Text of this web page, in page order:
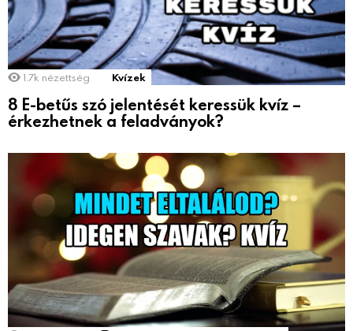
1.7k nézettség Kvízek
8 E-betűs szó jelentését keressük kvíz –
érkezhetnek a feladványok?